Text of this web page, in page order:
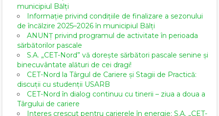
municipiul Bălți
Informație privind condițiile de finalizare a sezonului
de încălzire 2025–2026 în municipiul Bălți
ANUNȚ privind programul de activitate în perioada
sărbătorilor pascale
S.A. „CET-Nord” vă dorește sărbători pascale senine și
binecuvântate alături de cei dragi!
CET-Nord la Târgul de Cariere și Stagii de Practică:
discuții cu studenții USARB
CET-Nord în dialog continuu cu tinerii – ziua a doua a
Târgului de cariere
Interes crescut pentru carierele în energie: S.A. „CET-